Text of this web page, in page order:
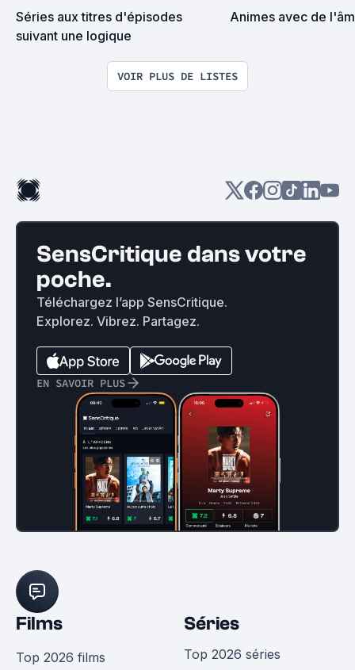
Séries aux titres d'épisodes
suivant une logique
Animes avec de
VOIR PLUS DE LISTES
SensCritique dans votre
poche.
Téléchargez l’app SensCritique.
Explorez. Vibrez. Partagez.
EN SAVOIR PLUS
Films
Top 2026 films
Séries
Top 2026 séries